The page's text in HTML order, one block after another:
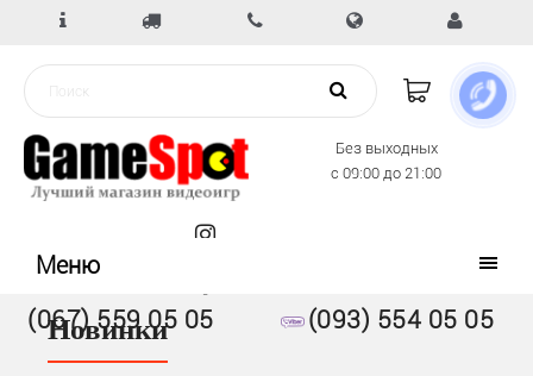
Без выходных
с 09:00 до 21:00
(067) 559 05 05 (093) 554 05 05
Меню
Новинки